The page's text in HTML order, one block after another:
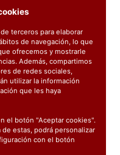
terceros para elaborar
de navegación, lo que
ofrecemos y mostrarle
Además, compartimos
de redes sociales,
utilizar la información
que les haya
el botón "Aceptar cookies".
estas, podrá personalizar
con el botón